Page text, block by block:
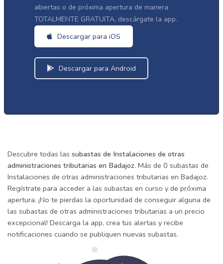
abiertas o de próxima apertura de manera
TOTALMENTE GRATUITA, descárgate la app.
Descargar para iOS
Descargar para Android
Descubre todas las subastas de Instalaciones de otras
administraciones tributarias en Badajoz. Más de 0 subastas de
Instalaciones de otras administraciones tributarias en Badajoz.
Regístrate para acceder a las subastas en curso y de próxima
apertura. ¡No te pierdas la oportunidad de conseguir alguna de
las subastas de otras administraciones tributarias a un precio
excepcional! Descarga la app, crea tus alertas y recibe
notificaciones cuando se publiquen nuevas subastas.